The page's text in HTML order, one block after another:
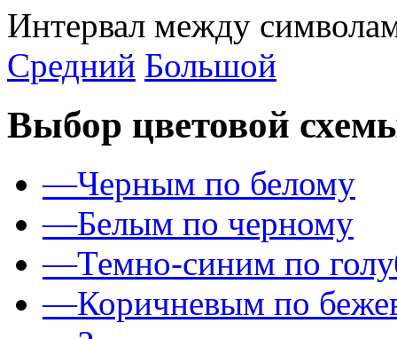
Интервал между
Средний Большой
Выбор цветовой
—Черным по белому
—Белым по черному
—Темно-синим по
—Коричневым по